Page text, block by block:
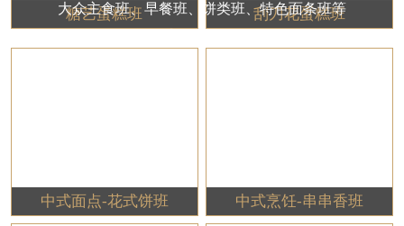
糖艺蛋糕班 刮刀花蛋糕班
大众主食班、早餐班、饼类班、特色面条班等
中式面点-花式饼班 中式烹饪-串串香班